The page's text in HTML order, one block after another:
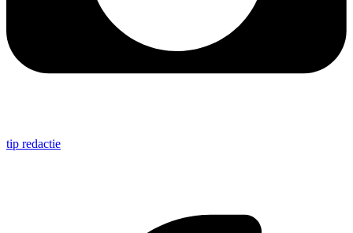
tip redactie